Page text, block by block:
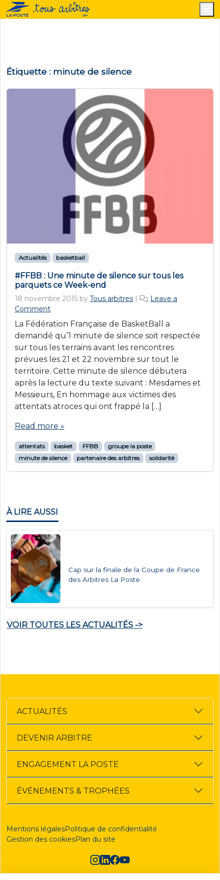
Étiquette : minute de silence
Actualités basketball
#FFBB : Une minute de silence sur tous les
parquets ce Week-end
18 novembre 2015 by Tous arbitres |
Leave a
Comment
La Fédération Française de BasketBall a
demandé qu’1 minute de silence soit respectée
sur tous les terrains avant les rencontres
prévues les 21 et 22 novembre sur tout le
territoire. Cette minute de silence débutera
après la lecture du texte suivant : Mesdames et
Messieurs, En hommage aux victimes des
attentats atroces qui ont frappé la […]
Read more »
attentats basket FFBB
groupe la poste
minute de silence
partenaire des arbitres solidarité
À LIRE AUSSI
Cap sur la finale de la Coupe de France
des Arbitres La Poste
VOIR TOUTES LES ACTUALITÉS ->
ACTUALITÉS
DEVENIR ARBITRE
ENGAGEMENT LA POSTE
ÉVÉNEMENTS & TROPHÉES
Mentions légalesPolitique de confidentialité
Gestion des cookiesPlan du site